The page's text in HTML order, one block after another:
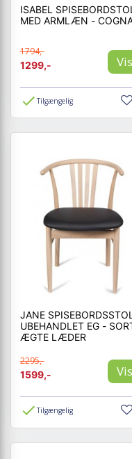
ISABEL SPISEBORDSTOL
MED ARMLÆN -
1794,-
1299,-
Vis
Tilgængelig
JANE
UBEHANDLET EG -
ÆGTE LÆDER
2295,-
1599,-
Vis
Tilgængelig